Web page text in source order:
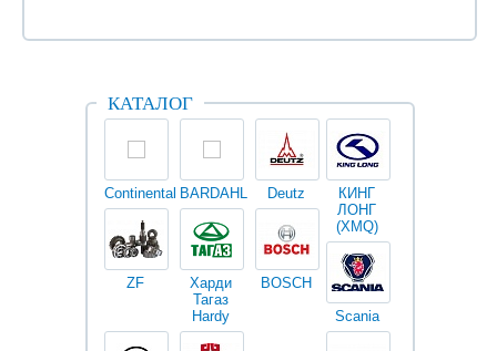
КАТАЛОГ
Continental BARDAHL Deutz
ZF
Харди
Тагаз
Hardy
BOSCH
КИНГ
ЛОНГ
(XMQ)
Scania